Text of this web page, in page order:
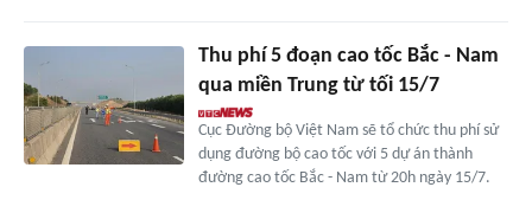
Thu phí 5 đoạn cao tốc Bắc - Nam
qua miền Trung từ tối 15/7
Cục Đường bộ Việt Nam sẽ tổ chức thu phí sử
dụng đường bộ cao tốc với 5 dự án thành
đường cao tốc Bắc - Nam từ 20h ngày 15/7.